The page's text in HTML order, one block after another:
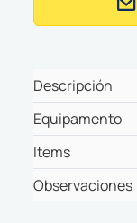
Descripción
Equipamento
Items
Observaciones